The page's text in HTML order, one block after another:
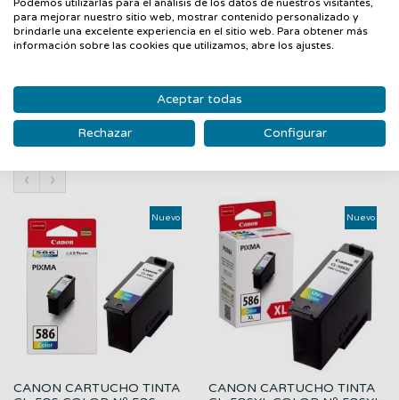
L3270CDW BROTHER MFC-L3710CW BROTHER MFC-
L3730CDN BROTHER MFC-L3750CDW BROTHER MFC-
L3770CDW
PRODUCTOS RELACIONADOS
‹ ›
Nuevo
CANON CARTUCHO TINTA
Nuevo
CANON CARTUCHO TINTA
Podemos utilizarlas para el análisis de los datos de nuestros visitantes,
para mejorar nuestro sitio web, mostrar contenido personalizado y
brindarle una excelente experiencia en el sitio web. Para obtener más
información sobre las cookies que utilizamos, abre los ajustes.
Aceptar todas
Rechazar Configurar